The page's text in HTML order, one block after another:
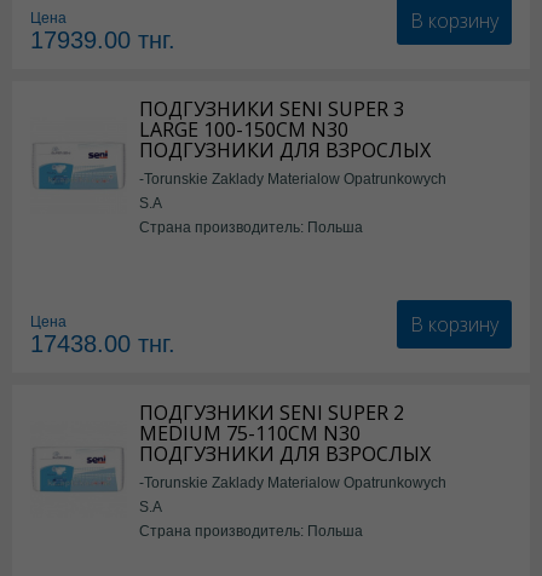
Цена
17939.00 тнг.
В корзину
ПОДГУЗНИКИ SENI SUPER 3
LARGE 100-150СМ N30
ПОДГУЗНИКИ ДЛЯ ВЗРОСЛЫХ
-Torunskie Zaklady Materialow Opatrunkowych
S.A
Страна производитель: Польша
Цена
17438.00 тнг.
В корзину
ПОДГУЗНИКИ SENI SUPER 2
MEDIUM 75-110СМ N30
ПОДГУЗНИКИ ДЛЯ ВЗРОСЛЫХ
-Torunskie Zaklady Materialow Opatrunkowych
S.A
Страна производитель: Польша